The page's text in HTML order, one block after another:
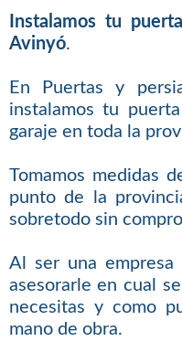
Instalamos tu
Avinyó.
En Puertas y
instalamos tu
garaje en toda la
Tomamos medidas
punto de la
sobretodo sin
Al ser una empresa
asesorarle en cual
necesitas y como
mano de obra.